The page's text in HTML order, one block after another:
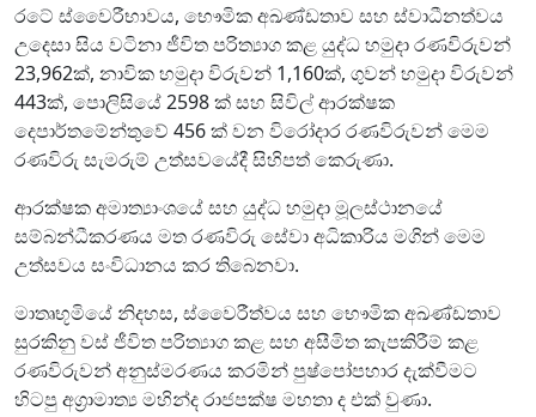
රටේ ස්වෛරීභාවය, භෞමික අඛණ්ඩතාව සහ ස්වාධීනත්වය
උදෙසා සිය වටිනා ජීවිත පරිත්‍යාග කළ යුද්ධ හමුදා රණවිරුවන්
23,962ක්, නාවික හමුදා විරුවන් 1,160ක්, ගුවන් හමුදා විරුවන්
443ක්, පොලිසියේ 2598 ක් සහ සිවිල් ආරක්ෂක
දෙපාර්තමේන්තුවේ 456 ක් වන විරෝදාර රණවිරුවන් මෙම
රණවිරු සැමරුම් උත්සවයේදී සිහිපත් කෙරුණා.
ආරක්ෂක අමාත්‍යාංශයේ සහ යුද්ධ හමුදා මූලස්ථානයේ
සම්බන්ධීකරණය මත රණවිරු සේවා අධිකාරිය මගින් මෙම
උත්සවය සංවිධානය කර තිබෙනවා.
මාතෘභූමියේ නිදහස, ස්වෛරීත්වය සහ භෞමික අඛණ්ඩතාව
සුරකිනු වස් ජීවිත පරිත්‍යාග කළ සහ අසීමිත කැපකිරීම් කළ
රණවිරුවන් අනුස්මරණය කරමින් පුෂ්පෝපහාර දැක්වීමට
හිටපු අග්‍රාමාත්‍ය මහින්ද රාජපක්ෂ මහතා ද එක් වුණා.